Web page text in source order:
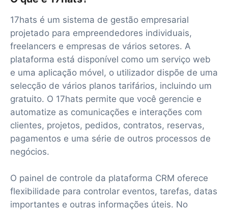
17hats é um sistema de gestão empresarial
projetado para empreendedores individuais,
freelancers e empresas de vários setores. A
plataforma está disponível como um serviço web
e uma aplicação móvel, o utilizador dispõe de uma
selecção de vários planos tarifários, incluindo um
gratuito. O 17hats permite que você gerencie e
automatize as comunicações e interações com
clientes, projetos, pedidos, contratos, reservas,
pagamentos e uma série de outros processos de
negócios.
O painel de controle da plataforma CRM oferece
flexibilidade para controlar eventos, tarefas, datas
importantes e outras informações úteis. No